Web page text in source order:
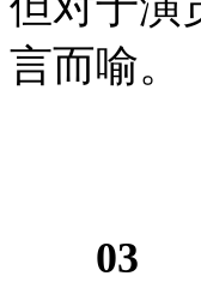
言而喻。
03